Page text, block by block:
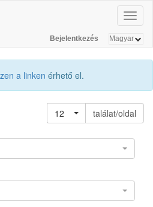
Bejelentkezés
a linken érhető el.
12
találat/oldal